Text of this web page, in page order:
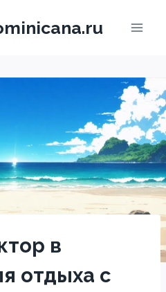
в
отдыха с